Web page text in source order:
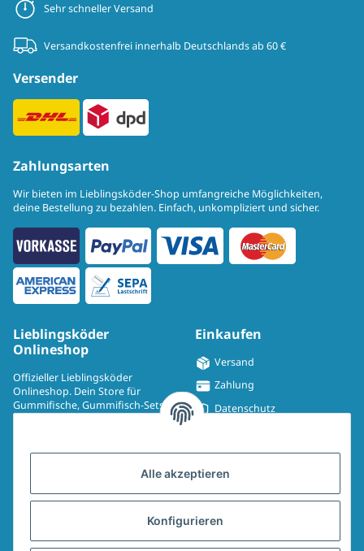
Alle akzeptieren
Konfigurieren
Sehr schneller Versand
Versandkostenfrei innerhalb Deutschlands ab 60 €
Versender
Zahlungsarten
Wir bieten im Lieblingsköder-Shop umfangreiche Möglichkeiten,
deine Bestellung zu bezahlen. Einfach, unkompliziert und sicher.
Lieblingsköder
Onlineshop
Offizieller Lieblingsköder
Onlineshop. Dein Store für
Gummifische, Gummifisch-Sets,
Einkaufen
Versand
Zahlung
Datenschutz
Widerrufsrecht
AGB
Sitemap
Widerrufsformular